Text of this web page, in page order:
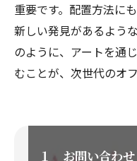
重要です。配置方法に
新しい発見があるよう
のように、アートを通
むことが、次世代のオ
１ お問い合わせ